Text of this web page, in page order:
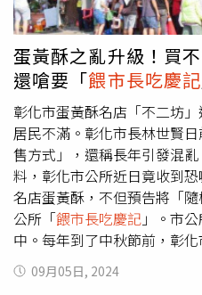
蛋黃酥之亂升級！買
還嗆要「餵市長吃慶記
彰化市蛋黃酥名店「不二坊
居民不滿。彰化市長林世賢
售方式」，還稱長年引發混
料，彰化市公所近日竟收到
名店蛋黃酥，不但預告將「
公所「餵市長吃慶記 」。市
中。每年到了中秋節前，彰
便會連日排起長達4、50公
椅子擺在馬路邊佔位，不僅
09月05日, 2024